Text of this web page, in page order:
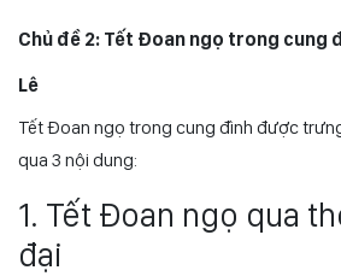
Chủ đề 2: Tết Đoan ngọ trong cung
Lê
Tết Đoan ngọ trong cung đình được
qua 3 nội dung:
1. Tết Đoan ngọ qua
đại